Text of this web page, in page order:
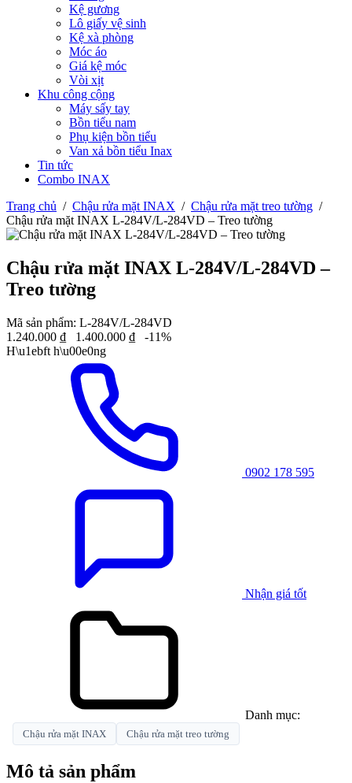
Kệ gương
Lô giấy vệ sinh
Kệ xà phòng
Móc áo
Giá kệ móc
Vòi xịt
Khu công cộng
Máy sấy tay
Bồn tiểu nam
Phụ kiện bồn tiểu
Van xả bồn tiểu Inax
Tin tức
Combo INAX
Trang chủ / Chậu rửa mặt INAX / Chậu rửa mặt treo tường /
Chậu rửa mặt INAX L-284V/L-284VD – Treo tường
Chậu rửa mặt INAX L-284V/L-284VD –
Treo tường
Mã sản phẩm: L-284V/L-284VD
1.240.000 ₫ 1.400.000 ₫
-11%
H\u1ebft h\u00e0ng
0902 178 595
Nhận giá tốt
Danh mục:
Chậu rửa mặt INAX Chậu rửa mặt treo tường
Mô tả sản phẩm